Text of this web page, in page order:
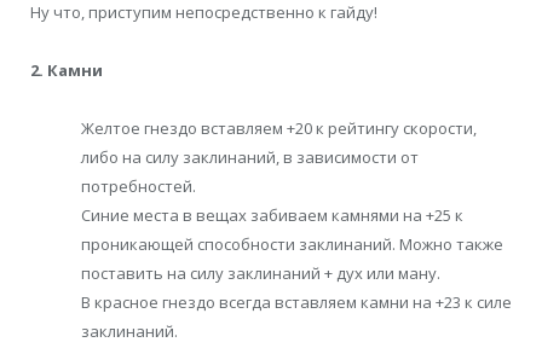
Ну что, приступим непосредственно к гайду!
2. Камни
Желтое гнездо вставляем +20 к рейтингу скорости,
либо на силу заклинаний, в зависимости от
потребностей.
Синие места в вещах забиваем камнями на +25 к
проникающей способности заклинаний. Можно также
поставить на силу заклинаний + дух или ману.
В красное гнездо всегда вставляем камни на +23 к силе
заклинаний.